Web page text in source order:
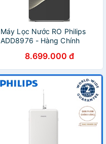
Máy Lọc Nước RO Philips
ADD8976 - Hàng Chính
8.699.000 đ